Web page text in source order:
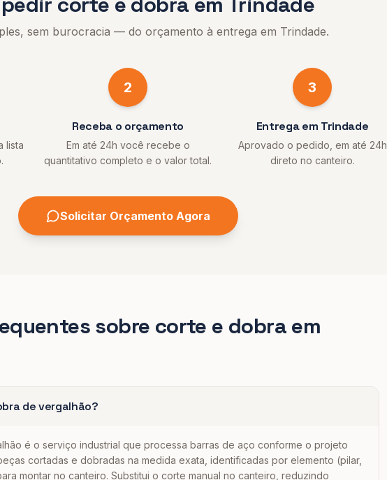
sem burocracia — do orçamento à entrega em Trindade.
lista
2
Receba o orçamento
Em até 24h você recebe o
quantitativo completo e o valor total.
3
Entrega em Trindade
Aprovado o pedido, em até 24h
direto no canteiro.
Solicitar Orçamento Agora
sobre corte e dobra em
de vergalhão?
é o serviço industrial que processa barras de aço conforme o projeto
cortadas e dobradas na medida exata, identificadas por elemento (pilar,
montar no canteiro. Substitui o corte manual no canteiro, reduzindo